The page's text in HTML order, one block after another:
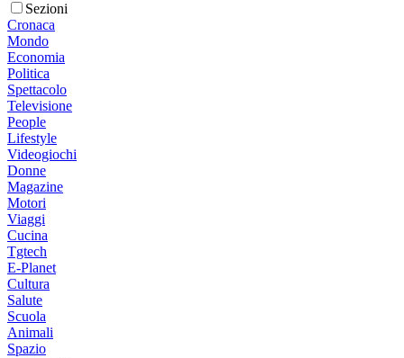
Sezioni
Cronaca
Mondo
Economia
Politica
Spettacolo
Televisione
People
Lifestyle
Videogiochi
Donne
Magazine
Motori
Viaggi
Cucina
Tgtech
E-Planet
Cultura
Salute
Scuola
Animali
Spazio